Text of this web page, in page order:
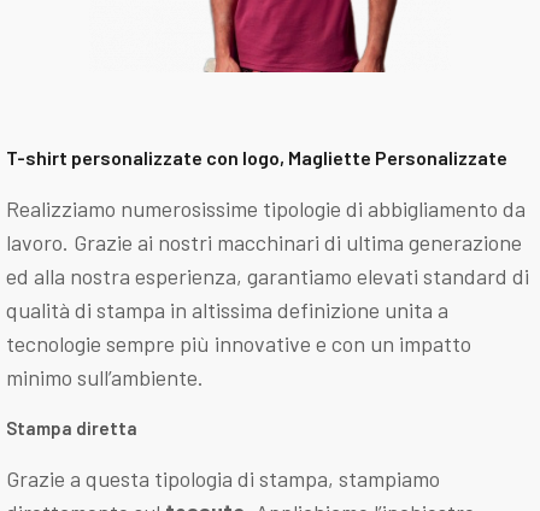
T-shirt personalizzate con logo, Magliette Personalizzate
Realizziamo numerosissime tipologie di abbigliamento da
lavoro. Grazie ai nostri macchinari di ultima generazione
ed alla nostra esperienza, garantiamo elevati standard di
qualità di stampa in altissima definizione unita a
tecnologie sempre più innovative e con un impatto
minimo sull’ambiente.
Stampa diretta
Grazie a questa tipologia di stampa, stampiamo